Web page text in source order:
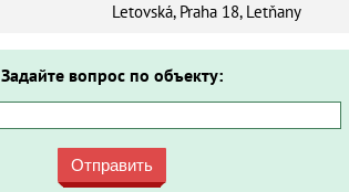
Letovská, Praha 18, Letňany
Задайте вопрос по объекту:
Отправить